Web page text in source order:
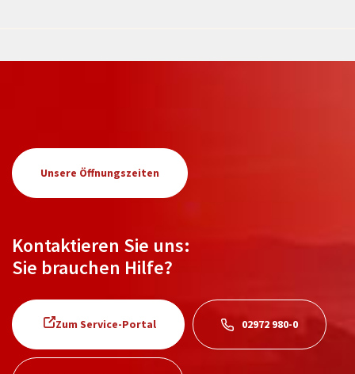
Unsere Öffnungszeiten
Kontaktieren Sie uns:
Sie brauchen Hilfe?
Zum Service-Portal 02972 980-0